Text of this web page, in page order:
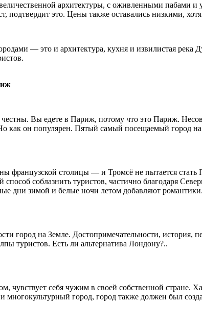
архитектуры, с оживленными пабами
подтвердит это. Цены также оставались низкими,
— это и архитектура, кухня и извилистая
Вы едете в Париж, потому что это Париж.
как он популярен. Пятый самый посещаемый город
французской столицы — и Тромсё не пытается
способ соблазнить туристов, частично благодаря
дни зимой и белые ночи летом добавляют романтики.
город на Земле. Достопримечательности,
туристов. Есть ли альтернатива Лондону?..
чувствует себя чужим в своей собственной стране.
город, город также должен был